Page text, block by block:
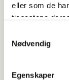
eller som de
tjenestene deres.
Nødvendig
Egenskaper